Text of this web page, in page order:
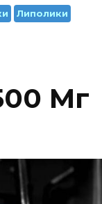
Липолики
Мг